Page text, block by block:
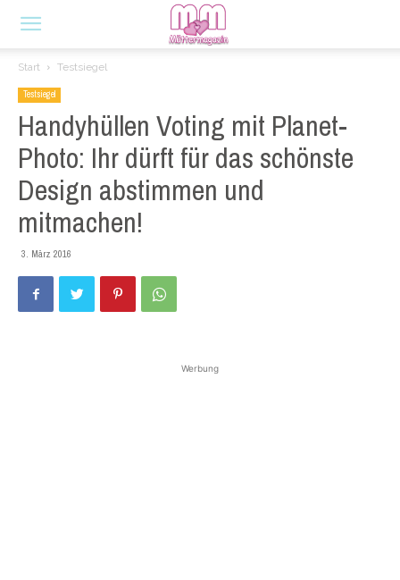
Start Testsiegel
Testsiegel
Handyhüllen Voting mit Planet-
Photo: Ihr dürft für das schönste
Design abstimmen und
mitmachen!
3. März 2016
Werbung